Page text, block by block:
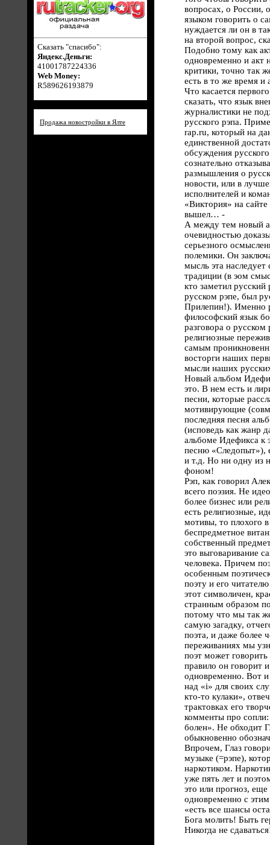
Сказать "спасибо":
Яндекс.Деньги:
41001787224336
Web Money:
R589626193879
Продажа новостройки в Ялте
вопросах, о России,
языком говорить о
нуждается ли он в
на второй вопрос,
Подобно тому как
одновременно и акт
критики, точно так
есть в то же время и
Что касается
сказать, что язык
журналистики не
русского рэпа.
rap.ru, который на
единственной
обсуждения
сознательно
размышления о
новости, или в
исполнителей и
«Виктория» на
вышел… -
А между тем новый
очевидностью
серьезного
полемики. Он
мысль эта
традиции (в эом
кто заметил русский
русском рэпе, был
Прилепин!). Именно
философский язык
разговора о
религиозные
самым
восторги наших
мысли наших
Новый альбом
это. В нем есть и
песни, которые
мотивирующие
последняя песня
(исповедь как жанр
альбоме Идефикса к
песню «Следопыт»),
и т.д. Но ни одну из
фоном!
Рэп, как говорил
всего поэзия. Не
более бизнес или
есть религиозные,
мотивы, то плохого
беспредметное
собственный
это выговаривание
человека. Причем
особенным
поэту и его
этот символичен,
странным образом
потому что мы так
самую загадку,
поэта, и даже более
переживаниях мы
поэт может
правило он говорит
одновременно. Вот и
над «i» для своих
кто-то кулаки»,
трактовках его
комменты про сопли:
болен». Не обходит
обыкновенно
Впрочем, Глаз
музыке (=рэпе),
наркотиком.
уже пять лет и
это или прогноз,
одновременно с
«есть все шансы
Бога молить! Быть
Никогда не